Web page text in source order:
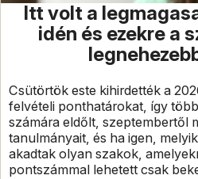
Itt volt a
idén és ezekre a
Csütörtök este kihirdették a
felvételi ponthatárokat, így
számára eldőlt, szeptembertől
tanulmányait, és ha igen,
akadtak olyan szakok,
pontszámmal lehetett csak